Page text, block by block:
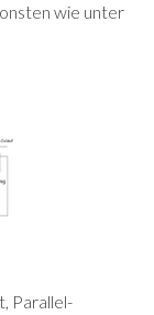
wie unter
Parallel-